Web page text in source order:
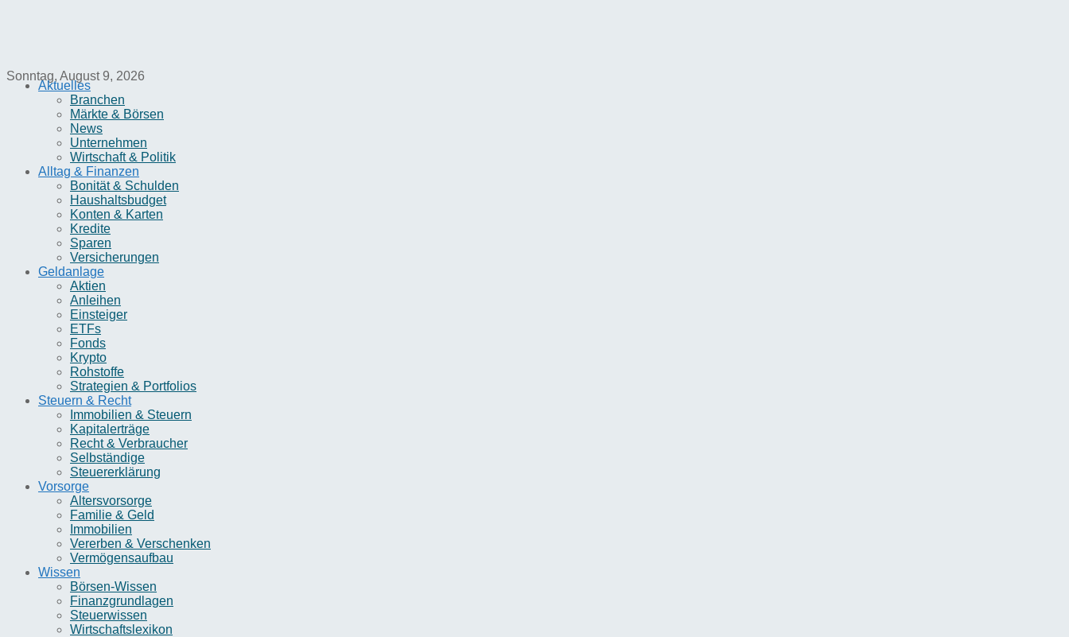
Sonntag, August 9, 2026
Aktuelles
Branchen
Märkte & Börsen
News
Unternehmen
Wirtschaft & Politik
Alltag & Finanzen
Bonität & Schulden
Haushaltsbudget
Konten & Karten
Kredite
Sparen
Versicherungen
Geldanlage
Aktien
Anleihen
Einsteiger
ETFs
Fonds
Krypto
Rohstoffe
Strategien & Portfolios
Steuern & Recht
Immobilien & Steuern
Kapitalerträge
Recht & Verbraucher
Selbständige
Steuererklärung
Vorsorge
Altersvorsorge
Familie & Geld
Immobilien
Vererben & Verschenken
Vermögensaufbau
Wissen
Börsen-Wissen
Finanzgrundlagen
Steuerwissen
Wirtschaftslexikon